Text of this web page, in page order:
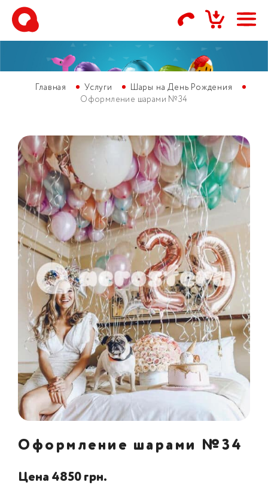
Главная Услуги
Шары на День Рождения
Оформление шарами №34
Оформление шарами №34
Цена 4850 грн.